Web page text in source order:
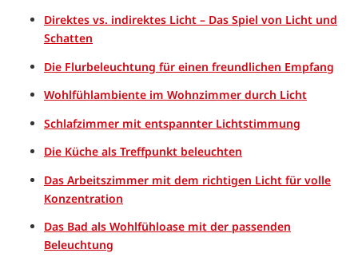
Direktes vs. indirektes Licht – Das Spiel von Licht und
Schatten
Die Flurbeleuchtung für einen freundlichen Empfang
Wohlfühlambiente im Wohnzimmer durch Licht
Schlafzimmer mit entspannter Lichtstimmung
Die Küche als Treffpunkt beleuchten
Das Arbeitszimmer mit dem richtigen Licht für volle
Konzentration
Das Bad als Wohlfühloase mit der passenden
Beleuchtung